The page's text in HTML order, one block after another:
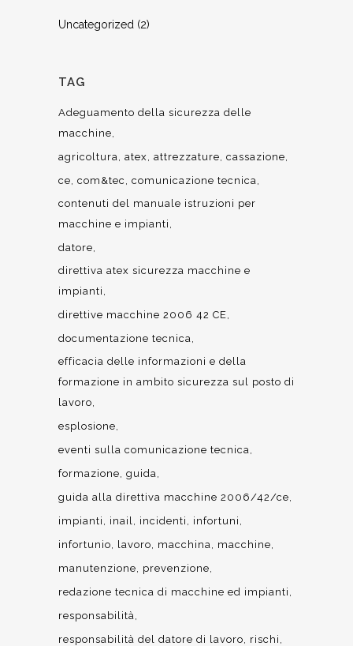
Uncategorized (2)
TAG
Adeguamento della sicurezza delle
macchine
agricoltura atex attrezzature cassazione
ce com&tec
comunicazione tecnica
contenuti del manuale istruzioni per
macchine e impianti
datore
direttiva atex sicurezza macchine e
impianti
direttive macchine 2006 42 CE
documentazione tecnica
efficacia delle informazioni e della
formazione in ambito sicurezza sul posto di
lavoro
esplosione
eventi sulla comunicazione tecnica
formazione guida
guida alla direttiva macchine 2006/42/ce
impianti
inail incidenti
infortuni
infortunio
lavoro macchina
macchine
manutenzione
prevenzione
redazione tecnica di macchine ed impianti
responsabilità
responsabilità del datore di lavoro
rischi